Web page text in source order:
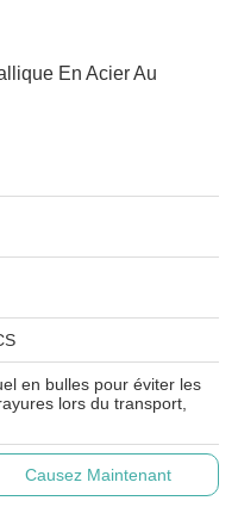
En Acier Au
en bulles pour éviter les
lors du transport,
Western Union, MoneyGram
Causez Maintenant